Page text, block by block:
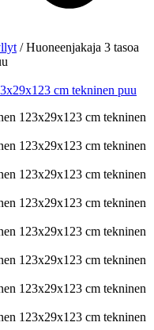
/ Huoneenjakaja 3 tasoa